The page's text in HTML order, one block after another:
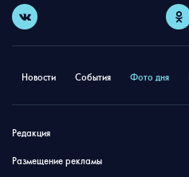
Новости События Фото дня
Редакция
Размещение рекламы